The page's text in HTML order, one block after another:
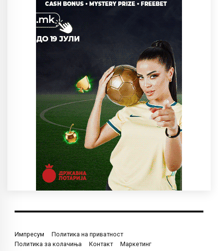
Импресум
Политика на приватност
Политика за колачиња
Контакт
Маркетинг